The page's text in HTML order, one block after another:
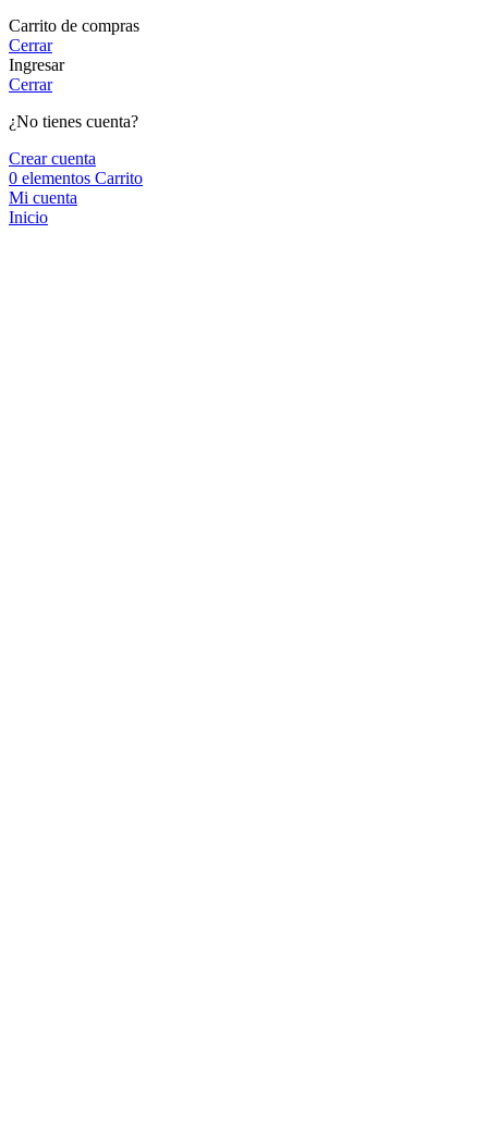
Carrito de compras
Cerrar
Ingresar
Cerrar
¿No tienes cuenta?
Crear cuenta
0 elementos Carrito
Mi cuenta
Inicio